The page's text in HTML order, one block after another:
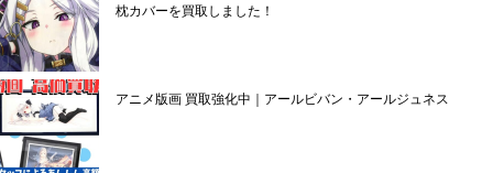
枕カバーを買取しました！
アニメ版画 買取強化中｜アールビバン・アールジュネス